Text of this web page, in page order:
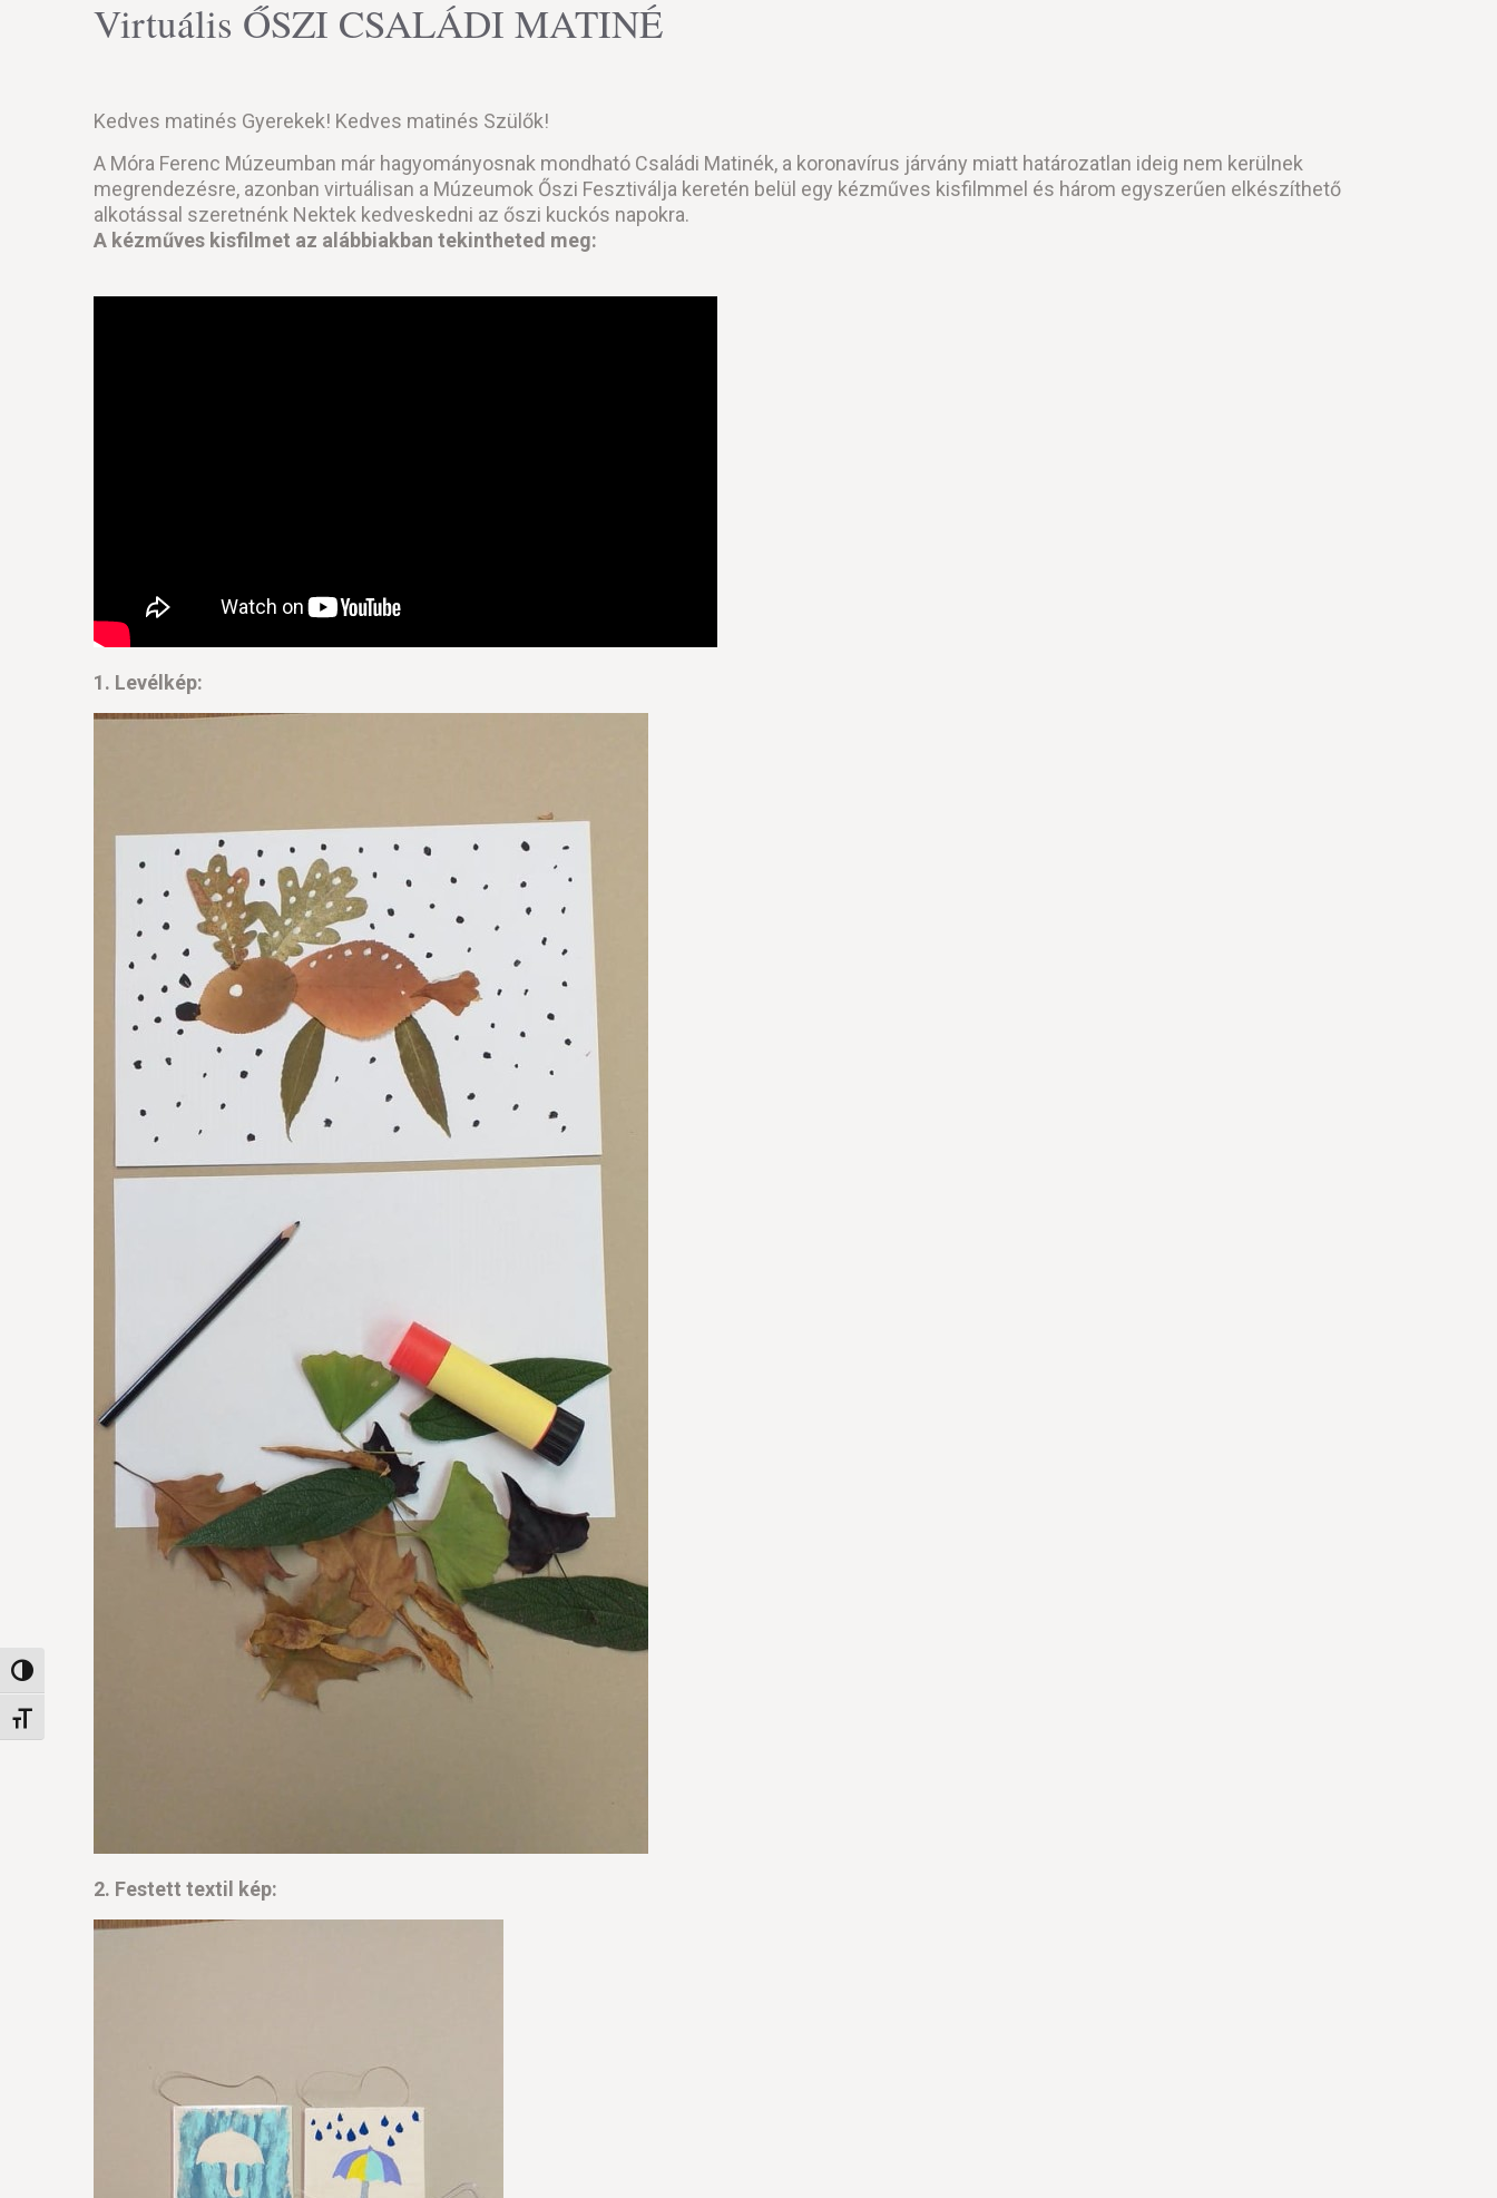
Nagy kontraszt váltása
Betűméret váltása
Virtuális ŐSZI CSALÁDI MATINÉ
Kedves matinés Gyerekek! Kedves matinés Szülők!
A Móra Ferenc Múzeumban már hagyományosnak mondható Családi Matinék, a koronavírus járvány miatt határozatlan ideig nem kerülnek
megrendezésre, azonban virtuálisan a Múzeumok Őszi Fesztiválja keretén belül egy kézműves kisfilmmel és három egyszerűen elkészíthető
alkotással szeretnénk Nektek kedveskedni az őszi kuckós napokra.
A kézműves kisfilmet az alábbiakban tekintheted meg:
1. Levélkép:
2. Festett textil kép: